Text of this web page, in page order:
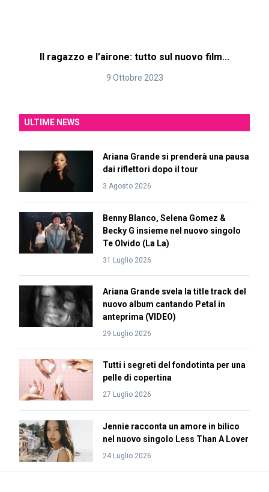
Il ragazzo e l’airone: tutto sul nuovo film...
9 Ottobre 2023
ULTIME NEWS
Ariana Grande si prenderà una pausa
dai riflettori dopo il tour
3 Agosto 2026
Benny Blanco, Selena Gomez &
Becky G insieme nel nuovo singolo
Te Olvido (La La)
31 Luglio 2026
Ariana Grande svela la title track del
nuovo album cantando Petal in
anteprima (VIDEO)
29 Luglio 2026
Tutti i segreti del fondotinta per una
pelle di copertina
27 Luglio 2026
Jennie racconta un amore in bilico
nel nuovo singolo Less Than A Lover
24 Luglio 2026